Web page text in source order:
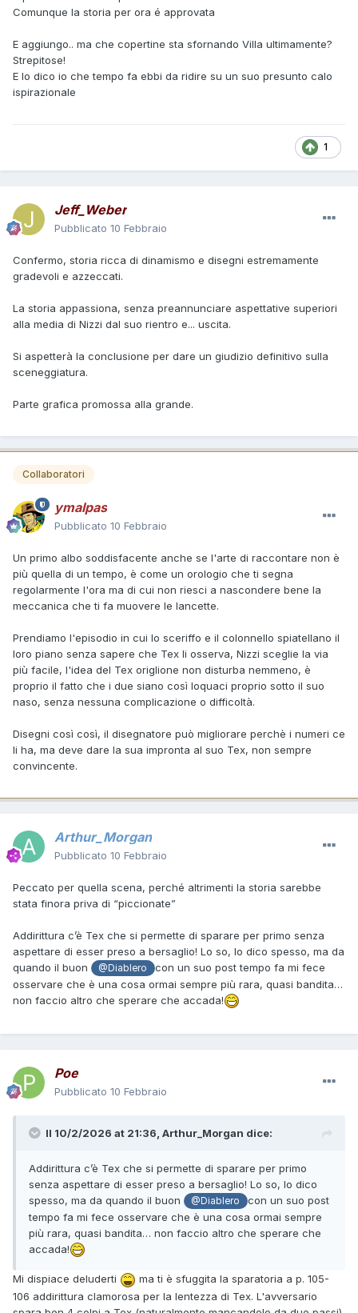
Comunque la storia per ora é approvata
E aggiungo.. ma che copertine sta sfornando Villa ultimamente?
Strepitose!
E lo dico io che tempo fa ebbi da ridire su un suo presunto calo
ispirazionale
1
Jeff_Weber
Pubblicato 10 Febbraio
Confermo, storia ricca di dinamismo e disegni estremamente
gradevoli e azzeccati.
La storia appassiona, senza preannunciare aspettative superiori
alla media di Nizzi dal suo rientro e... uscita.
Si aspetterà la conclusione per dare un giudizio definitivo sulla
sceneggiatura.
Parte grafica promossa alla grande.
Collaboratori
ymalpas
Pubblicato 10 Febbraio
Un primo albo soddisfacente anche se l'arte di raccontare non è
più quella di un tempo, è come un orologio che ti segna
regolarmente l'ora ma di cui non riesci a nascondere bene la
meccanica che ti fa muovere le lancette.
Prendiamo l'episodio in cui lo sceriffo e il colonnello spiatellano il
loro piano senza sapere che Tex li osserva, Nizzi sceglie la via
più facile, l'idea del Tex origlione non disturba nemmeno, è
proprio il fatto che i due siano così loquaci proprio sotto il suo
naso, senza nessuna complicazione o difficoltà.
Disegni così così, il disegnatore può migliorare perchè i numeri ce
li ha, ma deve dare la sua impronta al suo Tex, non sempre
convincente.
Arthur_Morgan
Pubblicato 10 Febbraio
Peccato per quella scena, perché altrimenti la storia sarebbe
stata finora priva di “piccionate”
Addirittura c’è Tex che si permette di sparare per primo senza
aspettare di esser preso a bersaglio! Lo so, lo dico spesso, ma da
quando il buon
@Diablero
con un suo post tempo fa mi fece
osservare che è una cosa ormai sempre più rara, quasi bandita…
non faccio altro che sperare che accada!
Poe
Pubblicato 10 Febbraio
Il 10/2/2026 at 21:36, Arthur_Morgan dice:
Addirittura c’è Tex che si permette di sparare per primo
senza aspettare di esser preso a bersaglio! Lo so, lo dico
spesso, ma da quando il buon
@Diablero
con un suo post
tempo fa mi fece osservare che è una cosa ormai sempre
più rara, quasi bandita… non faccio altro che sperare che
accada!
Mi dispiace deluderti
ma ti è sfuggita la sparatoria a p. 105-
106 addirittura clamorosa per la lentezza di Tex. L'avversario